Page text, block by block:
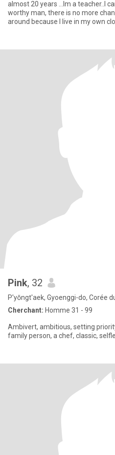
almost 20 years ...Im a teacher..I
worthy man, there is no more
around because I live in my own
Pink, 32
P'yŏngt'aek, Gyoenggi-do, Corée
Cherchant: Homme 31 - 99
Ambivert, ambitious, setting
family person, a chef, classic,